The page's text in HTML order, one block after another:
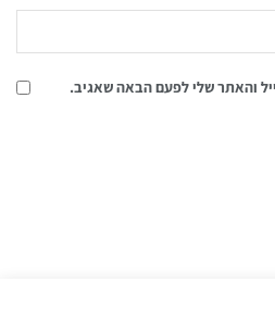
והאתר שלי לפעם הבאה שאגיב.